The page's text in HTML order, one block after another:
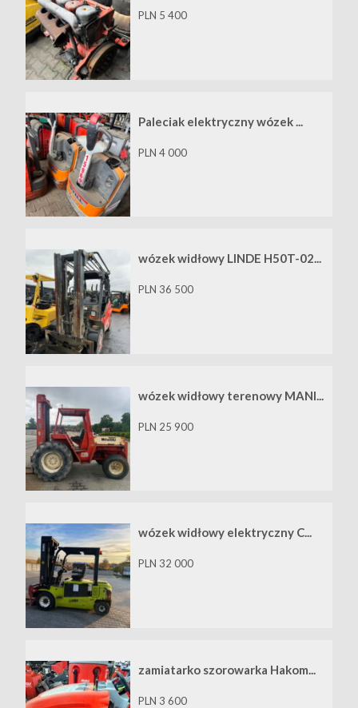
PLN 5 400
Paleciak elektryczny wózek ...
PLN 4 000
wózek widłowy LINDE H50T-02...
PLN 36 500
wózek widłowy terenowy MANI...
PLN 25 900
wózek widłowy elektryczny C...
PLN 32 000
zamiatarko szorowarka Hakom...
PLN 3 600